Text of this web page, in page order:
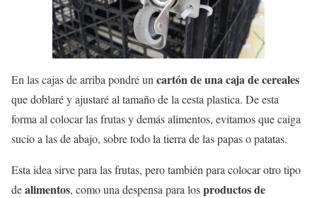
En las cajas de arriba pondré un cartón de una caja de cereales
que doblaré y ajustaré al tamaño de la cesta plastica. De esta
forma al colocar las frutas y demás alimentos, evitamos que caiga
sucio a las de abajo, sobre todo la tierra de las papas o patatas.
Esta idea sirve para las frutas, pero también para colocar otro tipo
dealimentos, como una despensa para losproductos de